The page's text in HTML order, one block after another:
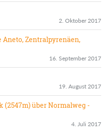
2. Oktober 2017
Aneto, Zentralpyrenäen,
16. September 2017
19. August 2017
über Normalweg -
4. Juli 2017